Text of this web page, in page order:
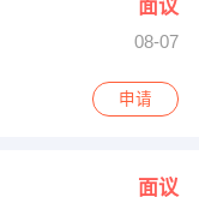
面议
08-07
内
申请
面议